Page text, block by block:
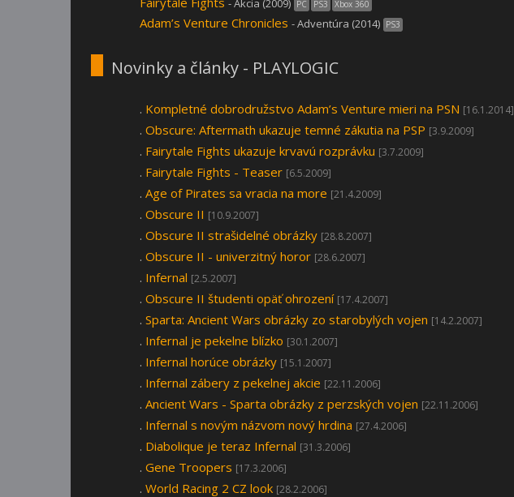
- Akcia (2009) PC PS3 Xbox 360
Adam’s Venture Chronicles - Adventúra (2014) PS3
Novinky a články - PLAYLOGIC
. Kompletné dobrodružstvo Adam’s Venture mieri na PSN [16.1.2014]
. Obscure: Aftermath ukazuje temné zákutia na PSP [3.9.2009]
. Fairytale Fights ukazuje krvavú rozprávku [3.7.2009]
. Fairytale Fights - Teaser [6.5.2009]
. Age of Pirates sa vracia na more [21.4.2009]
. Obscure II [10.9.2007]
. Obscure II strašidelné obrázky [28.8.2007]
. Obscure II - univerzitný horor [28.6.2007]
. Infernal [2.5.2007]
. Obscure II študenti opäť ohrození [17.4.2007]
. Sparta: Ancient Wars obrázky zo starobylých vojen [14.2.2007]
. Infernal je pekelne blízko [30.1.2007]
. Infernal horúce obrázky [15.1.2007]
. Infernal zábery z pekelnej akcie [22.11.2006]
. Ancient Wars - Sparta obrázky z perzských vojen [22.11.2006]
. Infernal s novým názvom nový hrdina [27.4.2006]
. Diabolique je teraz Infernal [31.3.2006]
. Gene Troopers [17.3.2006]
. World Racing 2 CZ look [28.2.2006]